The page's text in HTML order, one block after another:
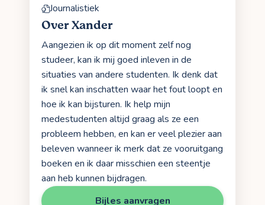
Journalistiek
Over Xander
Aangezien ik op dit moment zelf nog
studeer, kan ik mij goed inleven in de
situaties van andere studenten. Ik denk dat
ik snel kan inschatten waar het fout loopt en
hoe ik kan bijsturen. Ik help mijn
medestudenten altijd graag als ze een
probleem hebben, en kan er veel plezier aan
beleven wanneer ik merk dat ze vooruitgang
boeken en ik daar misschien een steentje
aan heb kunnen bijdragen.
Bijles aanvragen